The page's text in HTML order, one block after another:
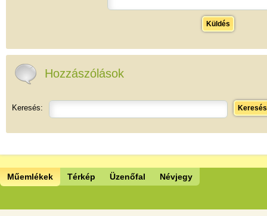
Küldés
Hozzászólások
Keresés: Keresés
Műemlékek Térkép Üzenőfal Névjegy